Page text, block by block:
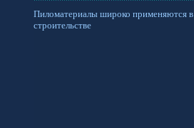
Пиломатериалы широко применяются в
строительстве